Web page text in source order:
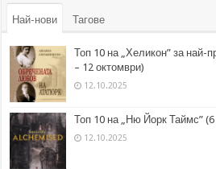
Най-нови Тагове
Топ 10 на „Хеликон” за най-
– 12 октомври)
12.10.2025
Топ 10 на „Ню Йорк Таймс”
12.10.2025